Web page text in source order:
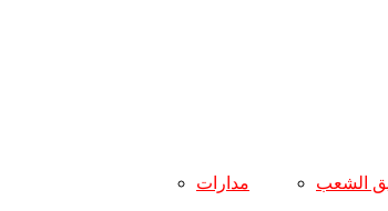
مدارات الشعب